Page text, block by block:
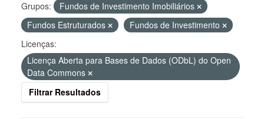
Grupos:
Fundos de Investimento Imobiliários
Fundos Estruturados
Fundos de Investimento
Licenças:
Licença Aberta para Bases de Dados (ODbL) do Open
Data Commons
Filtrar Resultados